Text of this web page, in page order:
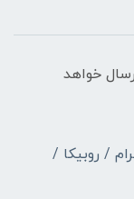
یکشنبه ۱۸ مرداد ارسال خواهد
/ روبیکا /